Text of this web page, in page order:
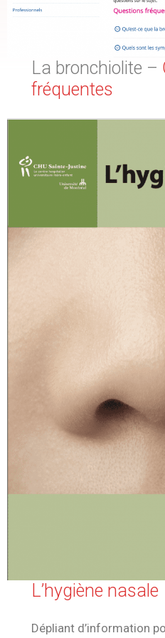
La bronchiolite –
fréquentes
L’hygiène nasale
Dépliant d’information